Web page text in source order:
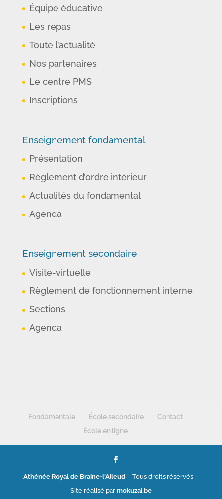
Équipe éducative
Les repas
Toute l’actualité
Nos partenaires
Le centre PMS
Inscriptions
Enseignement fondamental
Présentation
Règlement d’ordre intérieur
Actualités du fondamental
Agenda
Enseignement secondaire
Visite-virtuelle
Règlement de fonctionnement interne
Sections
Agenda
Fondamentale École secondaire
Contact
École en ligne
Athénée Royal de Braine-l'Alleud– Tous droits réservés –
Site réalisé par mokuzai.be